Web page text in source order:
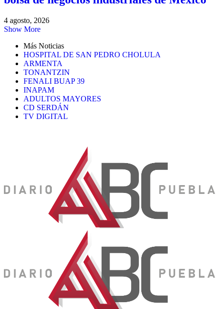
4 agosto, 2026
Show More
Más Noticias
HOSPITAL DE SAN PEDRO CHOLULA
ARMENTA
TONANTZIN
FENALI BUAP 39
INAPAM
ADULTOS MAYORES
CD SERDÁN
TV DIGITAL